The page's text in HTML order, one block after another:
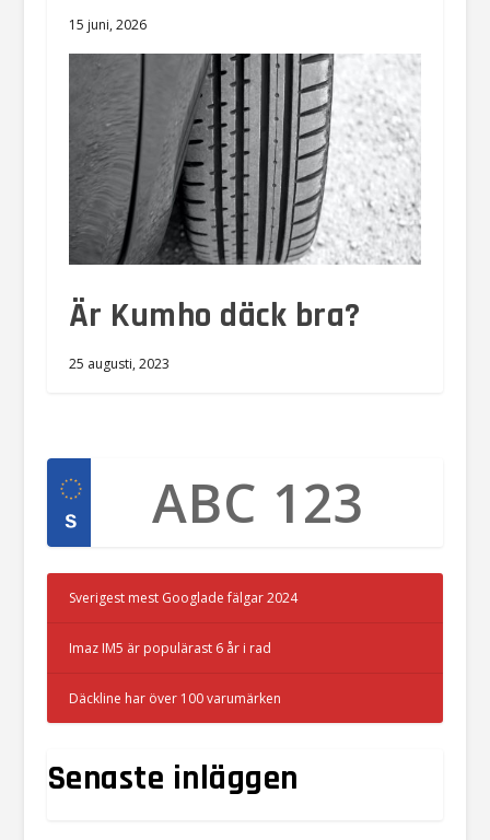
15 juni, 2026
Är Kumho däck bra?
25 augusti, 2023
Sverigest mest Googlade fälgar 2024
Imaz IM5 är populärast 6 år i rad
Däckline har över 100 varumärken
Senaste inläggen